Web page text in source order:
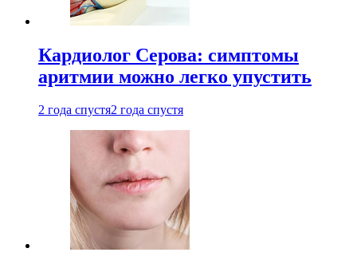
Кардиолог Серова: симптомы
аритмии можно легко упустить
2 года спустя2 года спустя